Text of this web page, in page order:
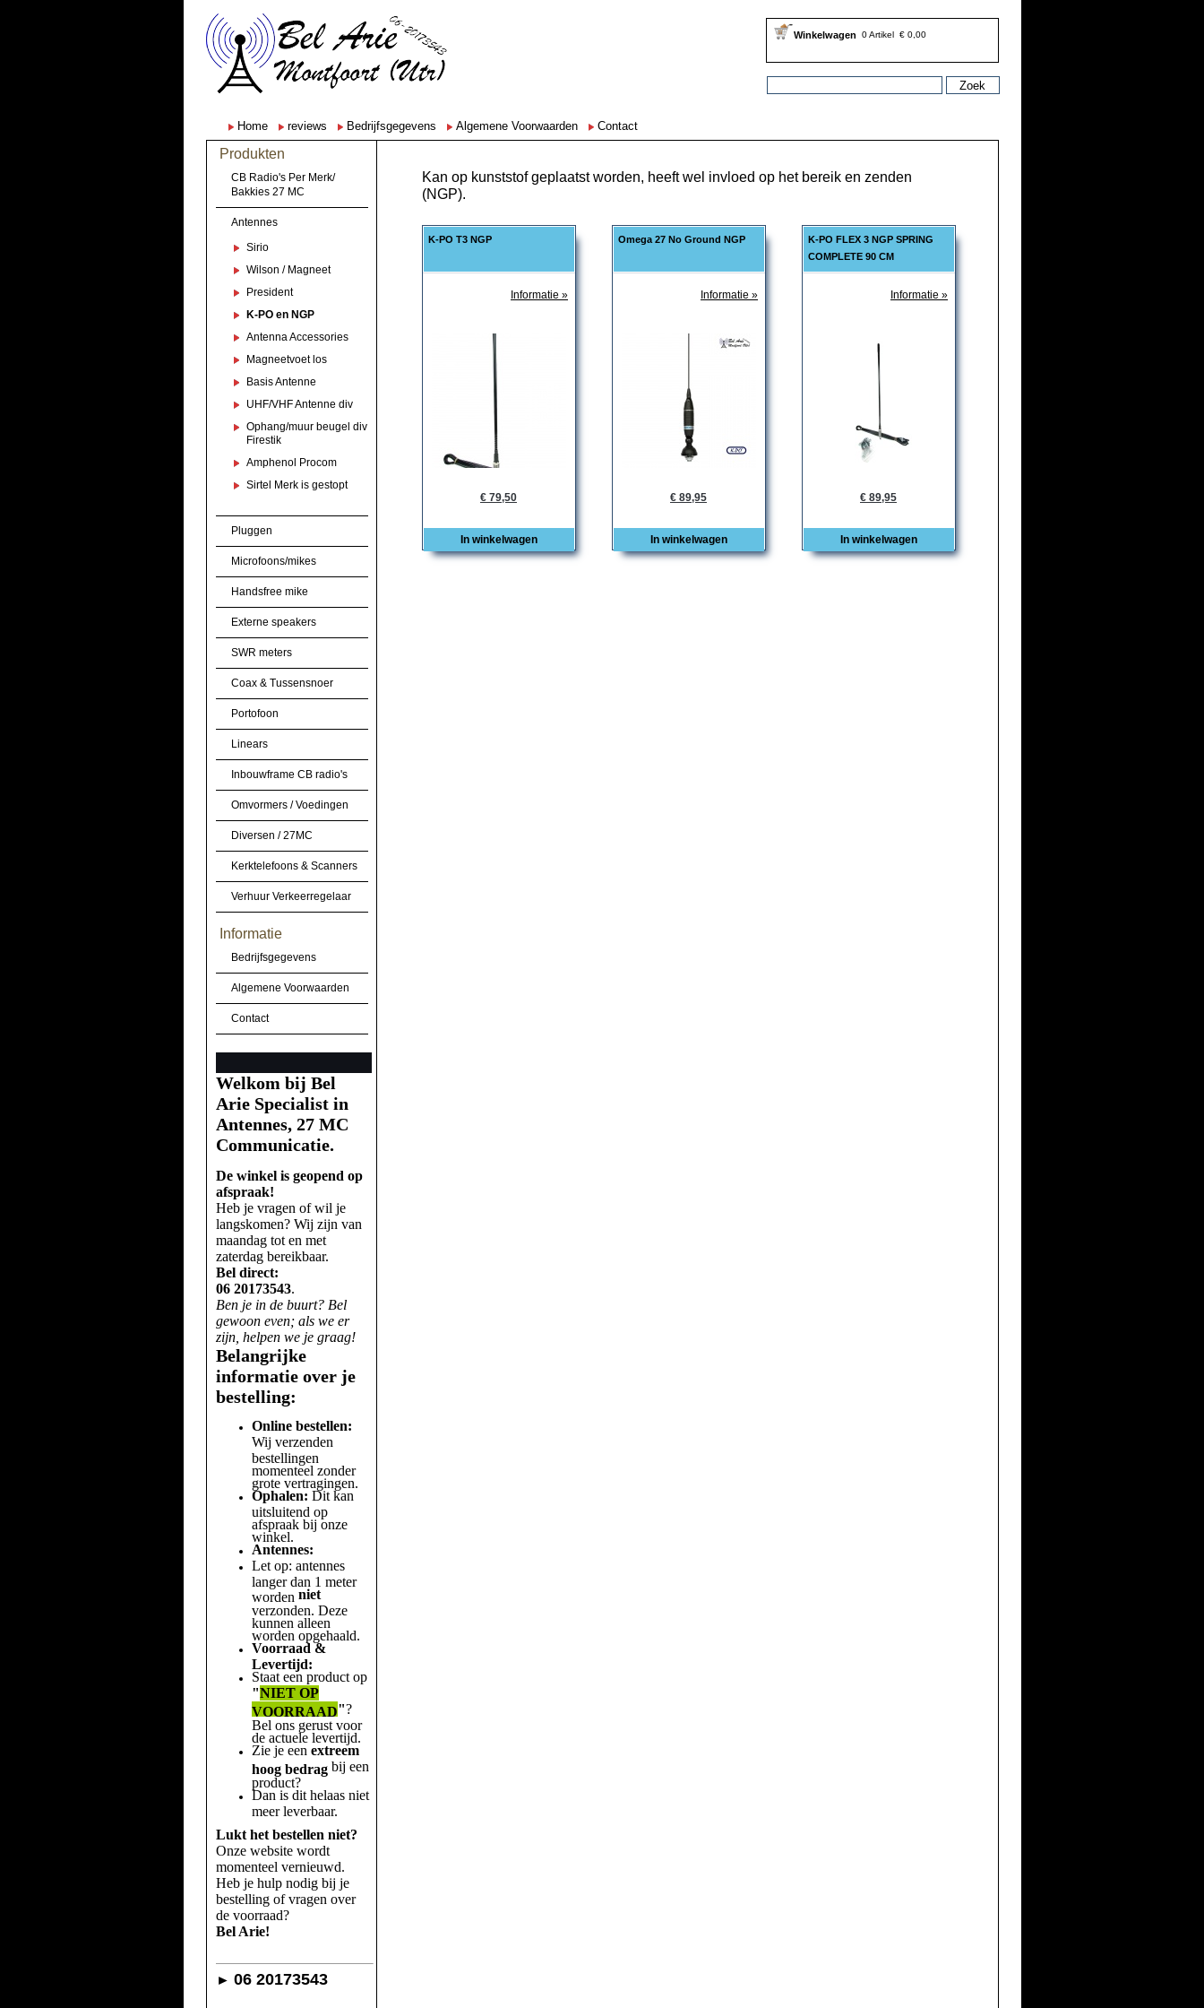
Winkelwagen 0 Artikel € 0,00
Home reviews Bedrijfsgegevens Algemene Voorwaarden Contact
Produkten
CB Radio's Per Merk/
Bakkies 27 MC
Antennes
Sirio
Wilson / Magneet
President
K-PO en NGP
Antenna Accessories
Magneetvoet los
Basis Antenne
UHF/VHF Antenne div
Ophang/muur beugel div
Firestik
Amphenol Procom
Sirtel Merk is gestopt
Pluggen
Microfoons/mikes
Handsfree mike
Externe speakers
SWR meters
Coax & Tussensnoer
Portofoon
Linears
Inbouwframe CB radio's
Omvormers / Voedingen
Diversen / 27MC
Kerktelefoons & Scanners
Verhuur Verkeerregelaar
Informatie
Bedrijfsgegevens
Algemene Voorwaarden
Contact
Welkom bij Bel
Arie Specialist in
Antennes, 27 MC
Communicatie.
De winkel is geopend op
afspraak!
Heb je vragen of wil je
langskomen? Wij zijn van
maandag tot en met
zaterdag bereikbaar.
Bel direct:
06 20173543.
Ben je in de buurt? Bel
gewoon even; als we er
zijn, helpen we je graag!
Belangrijke
informatie over je
bestelling:
Online bestellen:
Wij verzenden
bestellingen
momenteel zonder
grote vertragingen.
Ophalen: Dit kan
uitsluitend op
afspraak bij onze
winkel.
Antennes:
Let op: antennes
langer dan 1 meter
worden niet
verzonden. Deze
kunnen alleen
worden opgehaald.
Voorraad &
Levertijd:
Staat een product op
"NIET OP
VOORRAAD"?
Bel ons gerust voor
de actuele levertijd.
Zie je een extreem
hoog bedragbij een
product?
Dan is dit helaas niet
meer leverbaar.
Lukt het bestellen niet?
Onze website wordt
momenteel vernieuwd.
Heb je hulp nodig bij je
bestelling of vragen over
de voorraad?
Bel Arie!
► 06 20173543
Kan op kunststof geplaatst worden, heeft wel invloed op het bereik en zenden
(NGP).
K-PO T3 NGP
Informatie »
€ 79,50
In winkelwagen
Omega 27 No Ground NGP
Informatie »
€ 89,95
In winkelwagen
K-PO FLEX 3 NGP SPRING
COMPLETE 90 CM
Informatie »
€ 89,95
In winkelwagen